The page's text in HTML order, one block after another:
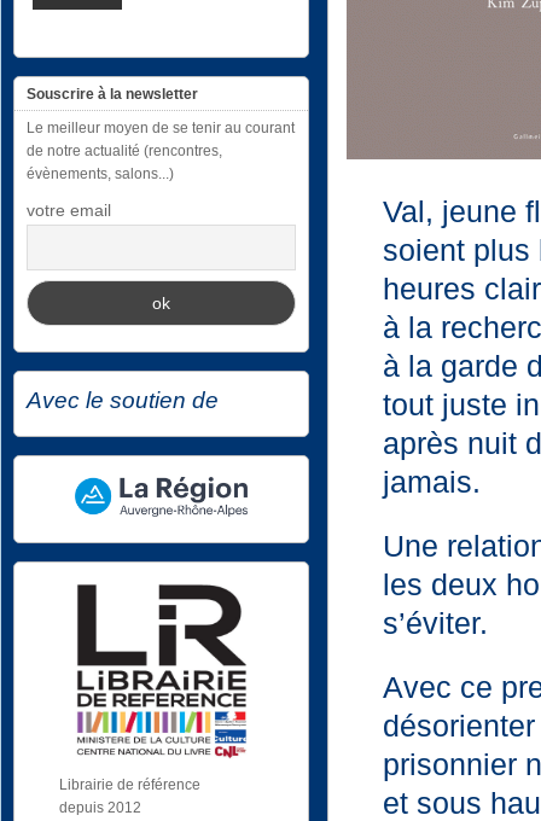
Val, jeune
soient plus
heures
à la
à la garde
tout juste
après nuit
jamais.
Une
les deux
s’éviter.
Avec ce
prisonnier
et sous
Souscrire à la newsletter
Le meilleur moyen de se tenir au courant
de notre actualité (rencontres,
évènements, salons...)
votre email
Avec le soutien de
Librairie de référence
depuis 2012